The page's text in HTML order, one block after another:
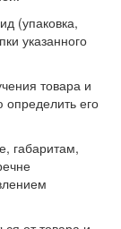
(упаковка,
указанного
товара и
определить его
габаритам,